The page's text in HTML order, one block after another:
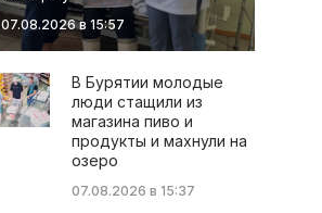
07.08.2026 в 15:57
В Бурятии молодые
люди стащили из
магазина пиво и
продукты и махнули на
озеро
07.08.2026 в 15:37